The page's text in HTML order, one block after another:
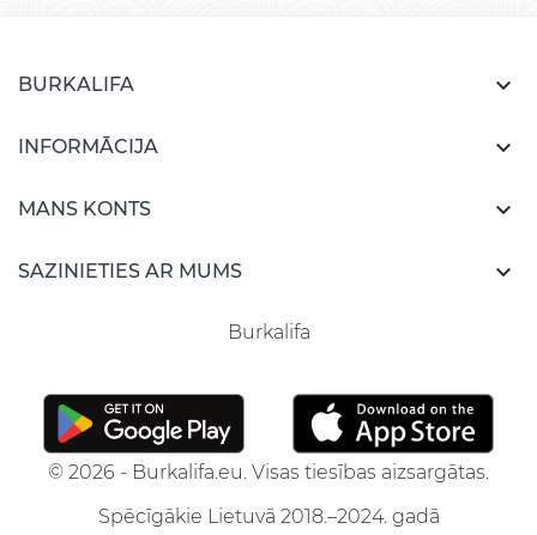
BURKALIFA 
INFORMĀCIJA 
MANS KONTS 
SAZINIETIES AR MUMS 
Burkalifa
© 2026 - Burkalifa.eu. Visas tiesības aizsargātas.
Spēcīgākie Lietuvā 2018.–2024. gadā